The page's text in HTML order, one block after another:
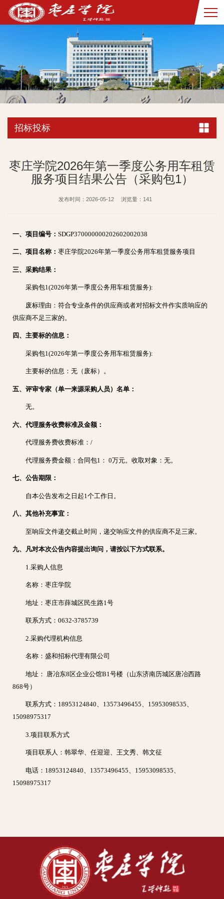
招标投标
枣庄学院2026年第一季度公务用车租赁
服务项目结果公告（采购包1）
发布时间：2026-05-12 浏览量： 141
一、项目编号：SDGP370000000202602002038
二、项目名称：枣庄学院2026年第一季度公务用车租赁服务项目
三、采购结果：
采购包1(2026年第一季度公务用车租赁服务):
废标理由：符合专业条件的供应商或者对招标文件作实质响应的
供应商不足三家的。
四、主要标的信息：
采购包1(2026年第一季度公务用车租赁服务):
主要标的信息：无（废标）。
五、评审专家（单一来源采购人员）名单：
无。
六、代理服务收费标准及金额：
代理服务费收费标准：/
代理服务费金额：合同包1： 0万元。收取对象：无。
七、公告期限：
自本公告发布之日起1个工作日。
八、其他补充事宜：
至响应文件递交截止时间，递交响应文件的供应商不足三家。
九、凡对本次公告内容提出询问，请按以下方式联系。
1.采购人信息
名称：枣庄学院
地址：枣庄市薛城区民生路1号
联系方式：0632-3785739
2.采购代理机构信息
名称：盛和招标代理有限公司
地址： 唐冶东8区企业公馆B1号楼（山东济南历城区唐冶西路
868号）
联系方式：18953124840、13573496455、15953098535、
15098975317
3.项目联系方式
项目联系人：韩翠华、任迎迎、王文秀、韩文征
电话：18953124840、13573496455、15953098535、
15098975317